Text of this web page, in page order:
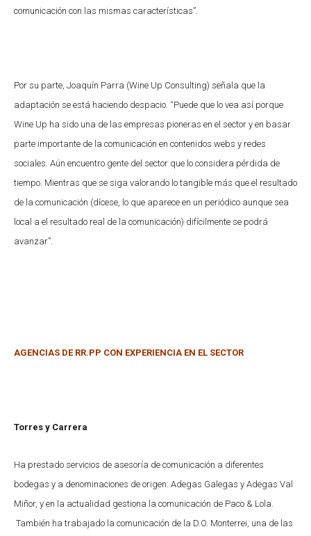
comunicación con las mismas características”.
Por su parte, Joaquín Parra (Wine Up Consulting) señala que la
adaptación se está haciendo despacio. “Puede que lo vea así porque
Wine Up ha sido una de las empresas pioneras en el sector y en basar
parte importante de la comunicación en contenidos webs y redes
sociales. Aún encuentro gente del sector que lo considera pérdida de
tiempo. Mientras que se siga valorando lo tangible más que el resultado
de la comunicación (dícese, lo que aparece en un periódico aunque sea
local a el resultado real de la comunicación) difícilmente se podrá
avanzar”.
AGENCIAS DE RR.PP CON EXPERIENCIA EN EL SECTOR
Torres y Carrera
Ha prestado servicios de asesoría de comunicación a diferentes
bodegas y a denominaciones de origen: Adegas Galegas y Adegas Val
Miñor, y en la actualidad gestiona la comunicación de Paco & Lola.
También ha trabajado la comunicación de la D.O. Monterrei, una de las